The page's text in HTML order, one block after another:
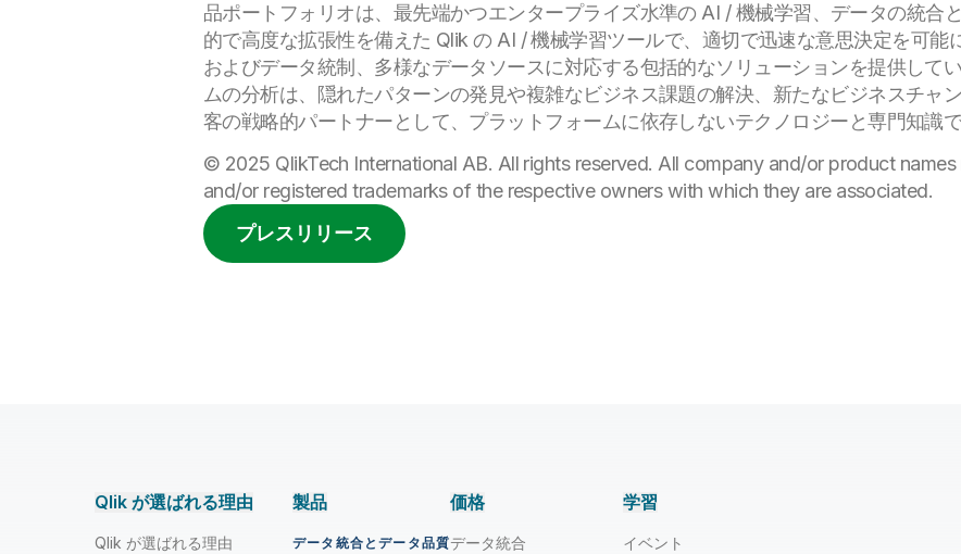
品ポートフォリオは、最先端かつエンタープライズ水準の AI / 機械学習、データの統合
的で高度な拡張性を備えた Qlik の AI / 機械学習ツールで、適切で迅速な意思決定を可能
およびデータ統制、多様なデータソースに対応する包括的なソリューションを提供して
ムの分析は、隠れたパターンの発見や複雑なビジネス課題の解決、新たなビジネスチャ
客の戦略的パートナーとして、プラットフォームに依存しないテクノロジーと専門知識
© 2025 QlikTech International AB. All rights reserved. All company and/or product
and/or registered trademarks of the respective owners with which they are associated.
プレスリリース
Qlik が選ばれる理由
Qlik が選ばれる理由
製品
データ統合とデータ品質
価格
データ統合
学習
イベント